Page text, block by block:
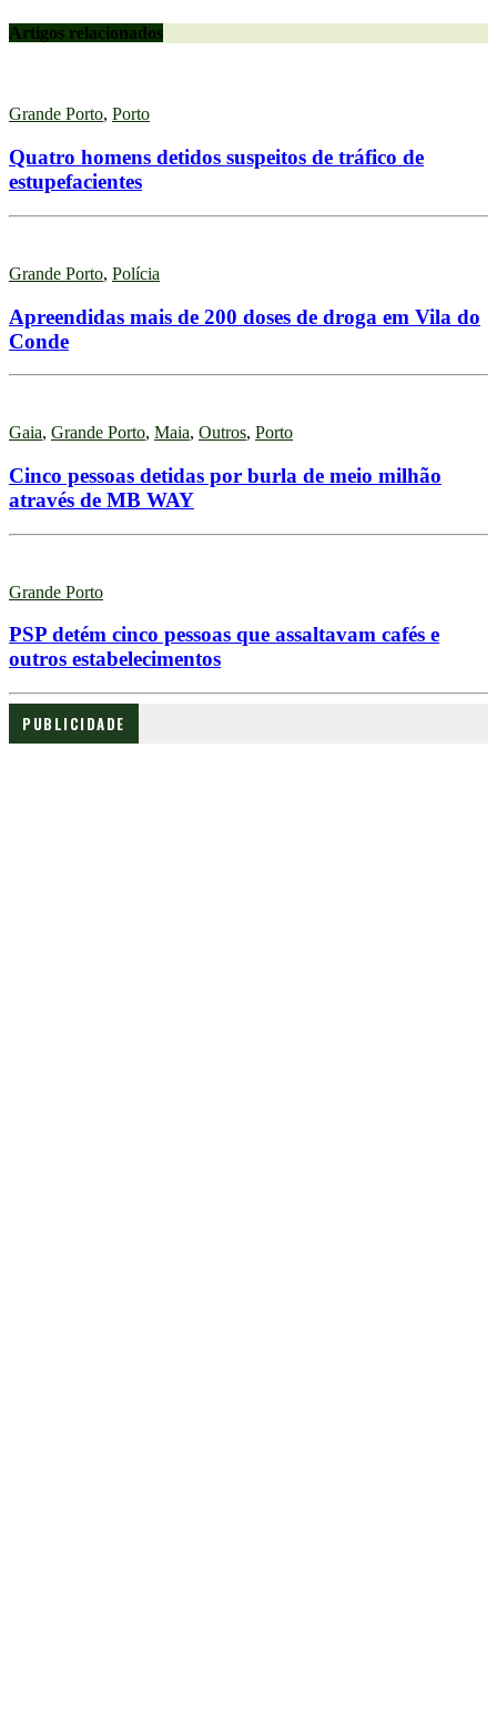
Artigos relacionados
Grande Porto, Porto
Quatro homens detidos suspeitos de tráfico de
estupefacientes
Grande Porto, Polícia
Apreendidas mais de 200 doses de droga em Vila do
Conde
Gaia, Grande Porto, Maia, Outros, Porto
Cinco pessoas detidas por burla de meio milhão
através de MB WAY
Grande Porto
PSP detém cinco pessoas que assaltavam cafés e
outros estabelecimentos
PUBLICIDADE